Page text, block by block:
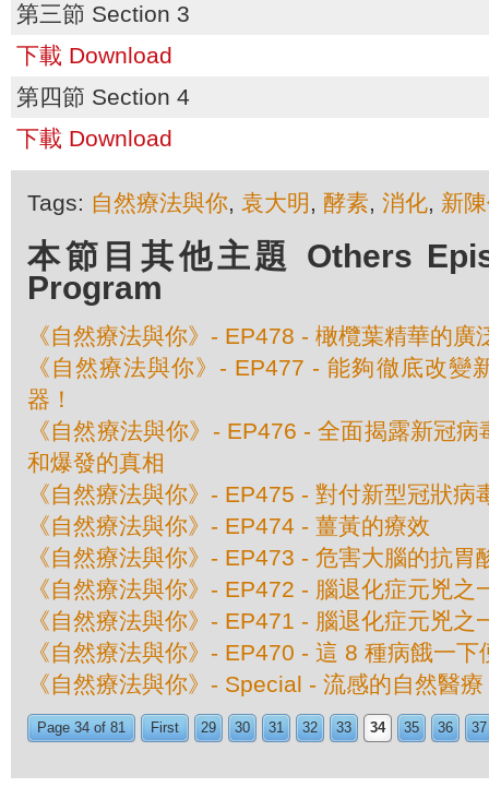
第三節 Section 3
下載 Download
第四節 Section 4
下載 Download
Tags: 自然療法與你, 袁大明 , 酵素, 消化, 新
本節目其他主題 Others
Program
《自然療法與你》- EP478 - 橄欖葉精華的廣
《自然療法與你》- EP477 - 能夠徹底改變
器！
《自然療法與你》- EP476 - 全面揭露新冠
和爆發的真相
《自然療法與你》- EP475 - 對付新型冠狀病
《自然療法與你》- EP474 - 薑黃的療效
《自然療法與你》- EP473 - 危害大腦的抗胃
《自然療法與你》- EP472 - 腦退化症元兇之
《自然療法與你》- EP471 - 腦退化症元兇之
《自然療法與你》- EP470 - 這 8 種病餓一下
《自然療法與你》- Special - 流感的自然醫療
Page 34 of 81 First 29 30 31 32 33 34 35 36 37